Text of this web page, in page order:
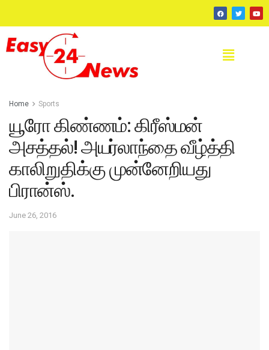
Home Sports
யூரோ கிண்ணம்: கிரீஸ்மன்
அசத்தல்! அயர்லாந்தை வீழ்த்தி
காலிறுதிக்கு முன்னேறியது
பிரான்ஸ்.
June 26, 2016